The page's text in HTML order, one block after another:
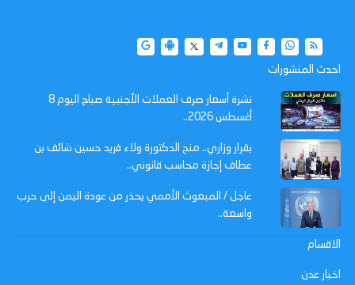
احدث المنشورات
نشرة أسعار صرف العملات الأجنبية صباح اليوم 8
أغسطس 2026..
بقرار وزاري.. منح الدكتورة ولاء فريد حسين شائف بن
عطاف إجازة محاسب قانوني..
عاجل / المبعوث الأممي يحذر من عودة اليمن إلى حرب
واسعة..
الاقسام
اخبار عدن